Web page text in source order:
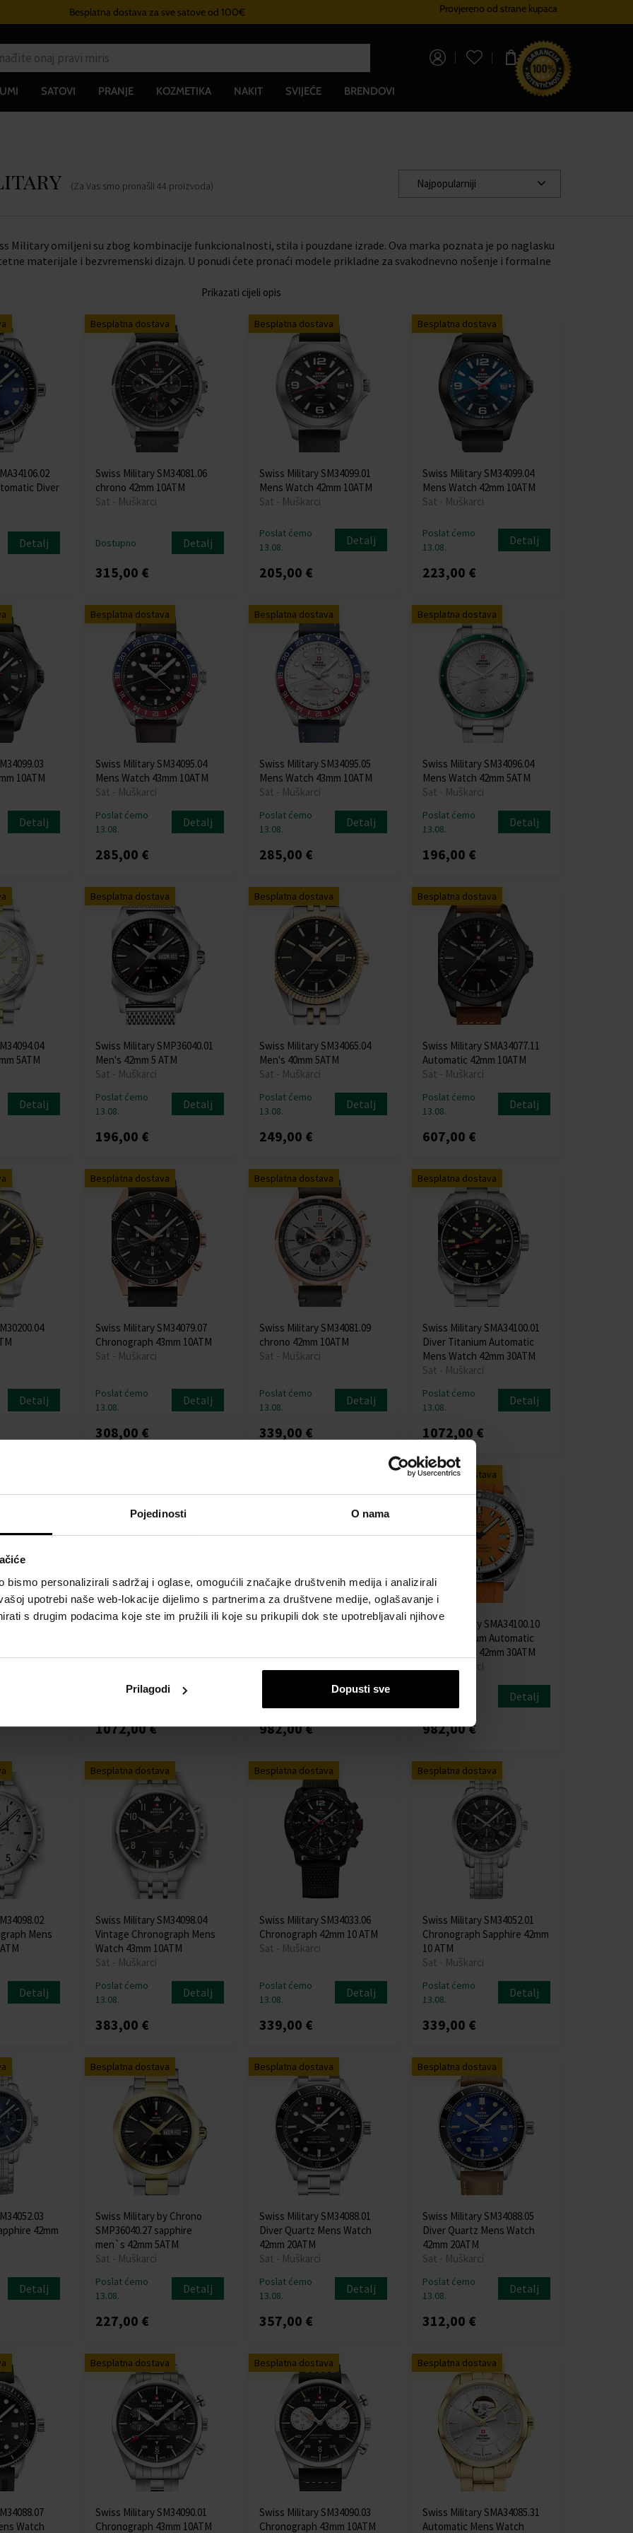
Pojedinosti O nama
bismo personalizirali sadržaj i oglase, omogućili značajke društvenih medija i analizirali
upotrebi naše web-lokacije dijelimo s partnerima za društvene medije, oglašavanje i
s drugim podacima koje ste im pružili ili koje su prikupili dok ste upotrebljavali njihove
Prilagodi Dopusti sve
Besplatna dostava za sve satove od 100€ Sustav vjernostiProvjereno od strane kupaca
0,00 €
SATOVI PRANJE KOZMETIKA NAKIT SVIJEĆE BRENDOVI
(Za Vas smo pronašli 44 proizvoda) Najpopularniji
Military omiljeni su zbog kombinacije funkcionalnosti, stila i pouzdane izrade. Ova marka poznata je po naglasku
materijale i bezvremenski dizajn. U ponudi ćete pronaći modele prikladne za svakodnevno nošenje i formalne
Prikazati cijeli opis
Diver
Detalj
Besplatna dostava
Swiss Military SM34081.06
chrono 42mm 10ATM
Sat - Muškarci
Dostupno Detalj
315,00 €
Besplatna dostava
Swiss Military SM34099.01
Mens Watch 42mm 10ATM
Sat - Muškarci
Poslat ćemo
13.08.
Detalj
205,00 €
Besplatna dostava
Swiss Military SM34099.04
Mens Watch 42mm 10ATM
Sat - Muškarci
Poslat ćemo
13.08.
Detalj
223,00 €
10ATM
Detalj
Besplatna dostava
Swiss Military SM34095.04
Mens Watch 43mm 10ATM
Sat - Muškarci
Poslat ćemo
13.08.
Detalj
285,00 €
Besplatna dostava
Swiss Military SM34095.05
Mens Watch 43mm 10ATM
Sat - Muškarci
Poslat ćemo
13.08.
Detalj
285,00 €
Besplatna dostava
Swiss Military SM34096.04
Mens Watch 42mm 5ATM
Sat - Muškarci
Poslat ćemo
13.08.
Detalj
196,00 €
5ATM
Detalj
Besplatna dostava
Swiss Military SMP36040.01
Men's 42mm 5 ATM
Sat - Muškarci
Poslat ćemo
13.08.
Detalj
196,00 €
Besplatna dostava
Swiss Military SM34065.04
Men's 40mm 5ATM
Sat - Muškarci
Poslat ćemo
13.08.
Detalj
249,00 €
Besplatna dostava
Swiss Military SMA34077.11
Automatic 42mm 10ATM
Sat - Muškarci
Poslat ćemo
13.08.
Detalj
607,00 €
Detalj
Besplatna dostava
Swiss Military SM34079.07
Chronograph 43mm 10ATM
Sat - Muškarci
Poslat ćemo
13.08.
Detalj
308,00 €
Besplatna dostava
Swiss Military SM34081.09
chrono 42mm 10ATM
Sat - Muškarci
Poslat ćemo
13.08.
Detalj
339,00 €
Besplatna dostava
Swiss Military SMA34100.01
Diver Titanium Automatic
Mens Watch 42mm 30ATM
Sat - Muškarci
Poslat ćemo
13.08.
Detalj
1072,00 €
Swiss Military SMA34100.03
Poslat ćemo
Detalj
1072,00 €
Swiss Military SMA34100.06
Detalj
982,00 €
Besplatna dostava
Swiss Military SMA34100.10
Diver Titanium Automatic
Mens Watch 42mm 30ATM
Sat - Muškarci
Detalj
982,00 €
Mens
Detalj
Besplatna dostava
Swiss Military SM34098.04
Vintage Chronograph Mens
Watch 43mm 10ATM
Sat - Muškarci
Poslat ćemo
13.08.
Detalj
383,00 €
Besplatna dostava
Swiss Military SM34033.06
Chronograph 42mm 10 ATM
Sat - Muškarci
Poslat ćemo
13.08.
Detalj
339,00 €
Besplatna dostava
Swiss Military SM34052.01
Chronograph Sapphire 42mm
10 ATM
Sat - Muškarci
Poslat ćemo
13.08.
Detalj
339,00 €
42mm
Detalj
Besplatna dostava
Swiss Military by Chrono
SMP36040.27 sapphire
men`s 42mm 5ATM
Sat - Muškarci
Poslat ćemo
13.08.
Detalj
227,00 €
Besplatna dostava
Swiss Military SM34088.01
Diver Quartz Mens Watch
42mm 20ATM
Sat - Muškarci
Poslat ćemo
13.08.
Detalj
357,00 €
Besplatna dostava
Swiss Military SM34088.05
Diver Quartz Mens Watch
42mm 20ATM
Sat - Muškarci
Poslat ćemo
13.08.
Detalj
312,00 €
Watch
Besplatna dostava
Swiss Military SM34090.01
Chronograph 43mm 10ATM
Besplatna dostava
Swiss Military SM34090.03
Chronograph 43mm 10ATM
Besplatna dostava
Swiss Military SMA34085.31
Automatic Mens Watch